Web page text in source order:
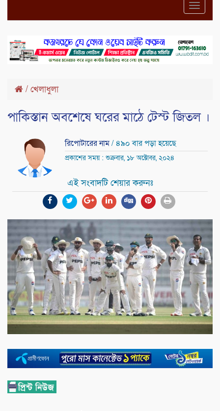
/ খেলাধুলা
পাকিস্তান অবশেষে ঘরের মাঠে টেস্ট জিতল ।
রিপোটারের নাম/ ৪৯০ বার পড়া হয়েছে
প্রকাশের সময় : শুক্রবার, ১৮ অক্টোবর, ২০২৪
এই সংবাদটি শেয়ার করুনঃ